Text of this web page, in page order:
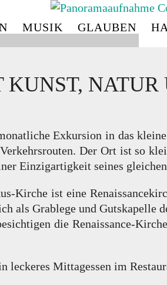
MUSIK GLAUBEN
KUNST,
Exkursion in das
Der Ort ist so
Einzigartigkeit seines
Kirche ist eine
als Grablege und Gutskapelle
die Renaissance-
leckeres Mittagessen im